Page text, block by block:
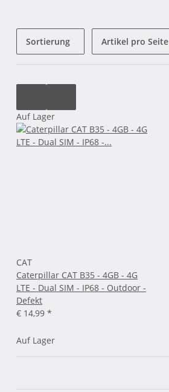
Sortierung Artikel pro Seite
Auf Lager
CAT
Caterpillar CAT B35 - 4GB - 4G
LTE - Dual SIM - IP68 - Outdoor -
Defekt
€ 14,99 *
Auf Lager